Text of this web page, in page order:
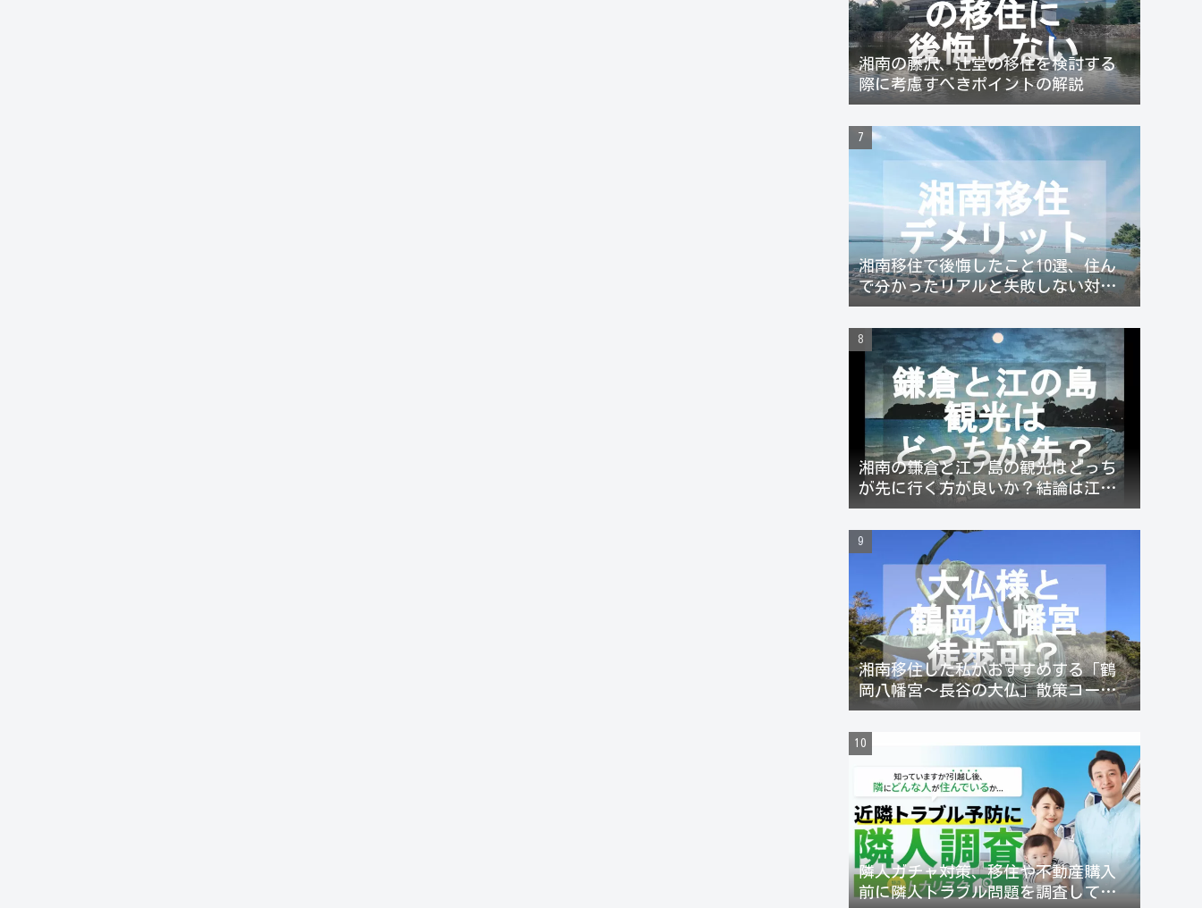
湘南の藤沢、辻堂の移住を検討する
際に考慮すべきポイントの解説
湘南移住で後悔したこと10選、住ん
で分かったリアルと失敗しない対策
まとめ
湘南の鎌倉と江ノ島の観光はどっち
が先に行く方が良いか？結論は江ノ
電を反時計回りがお勧め！
湘南移住した私がおすすめする「鶴
岡八幡宮〜長谷の大仏」散策コース
【徒歩約1時間】
隣人ガチャ対策、移住や不動産購入
前に隣人トラブル問題を調査してリ